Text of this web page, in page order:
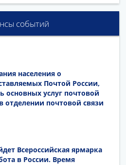
событий
населения о
Почтой России,
основных услуг почтовой
отделении почтовой связи
Всероссийская ярмарка
в России. Время